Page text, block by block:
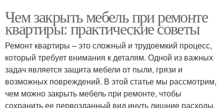
Чем закрыть мебель при ремонте
квартиры: практические советы
Ремонт квартиры – это сложный и трудоемкий процесс,
который требует внимания к деталям. Одной из важных
задач является защита мебели от пыли, грязи и
возможных повреждений. В этой статье мы рассмотрим,
чем можно закрыть мебель при ремонте, чтобы
сохранить ее первозданный вид инуть лишние расходы.